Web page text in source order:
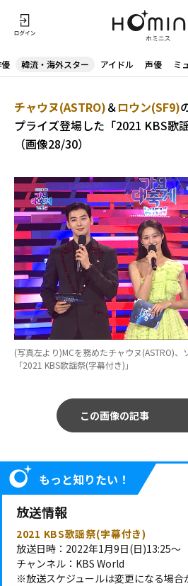
韓流・海外スター アイドル 声優 ミ
チャウヌ(ASTRO)＆ロウン(SF9)
プライズ登場した「2021 KBS歌
（画像28/30）
(写真左より)MCを務めたチャウヌ(ASTRO)、
「2021 KBS歌謡祭(字幕付き)」
この画像の記事
もっと知りたい！
放送情報
2021 KBS歌謡祭(字幕付き)
放送日時：2022年1月9日(日)13:25～
チャンネル：KBS World
※放送スケジュールは変更になる場合